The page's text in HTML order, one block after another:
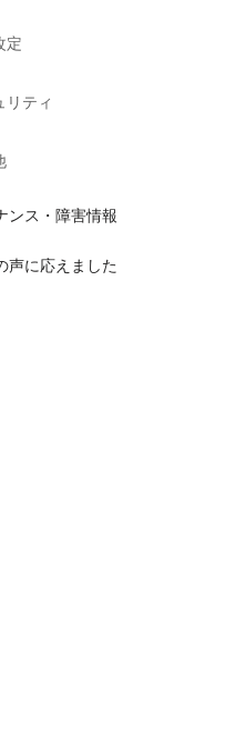
定
リティ
ンス・障害情報
声に応えました